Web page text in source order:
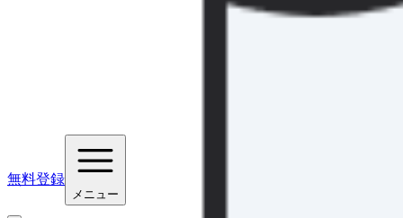
無料登録
メニュー